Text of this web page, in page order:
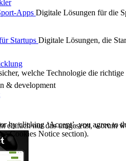
Apps Digitale Lösungen für die
Startups Digitale Lösungen, die
welche Technologie die richtige
einfach nur das umgesetzt, worum
& development
by clicking ‘Accept’, you agree to
Cookies Notice section).